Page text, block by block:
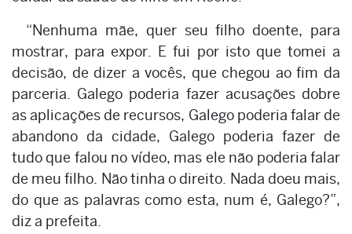
“Nenhuma mãe, quer seu filho doente, para
mostrar, para expor. E fui por isto que tomei a
decisão, de dizer a vocês, que chegou ao fim da
parceria. Galego poderia fazer acusações dobre
as aplicações de recursos, Galego poderia falar de
abandono da cidade, Galego poderia fazer de
tudo que falou no vídeo, mas ele não poderia falar
de meu filho. Não tinha o direito. Nada doeu mais,
do que as palavras como esta, num é, Galego?”,
diz a prefeita.